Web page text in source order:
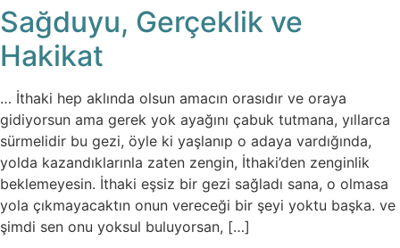
Sağduyu, Gerçeklik ve
Hakikat
… İthaki hep aklında olsun amacın orasıdır ve oraya
gidiyorsun ama gerek yok ayağını çabuk tutmana, yıllarca
sürmelidir bu gezi, öyle ki yaşlanıp o adaya vardığında,
yolda kazandıklarınla zaten zengin, İthaki’den zenginlik
beklemeyesin. İthaki eşsiz bir gezi sağladı sana, o olmasa
yola çıkmayacaktın onun vereceği bir şeyi yoktu başka. ve
şimdi sen onu yoksul buluyorsan, […]